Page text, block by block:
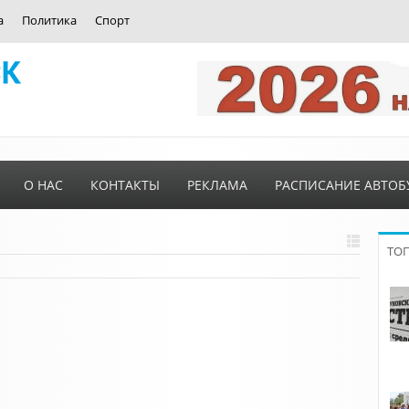
Политика Спорт
О НАС КОНТАКТЫ РЕКЛАМА РАСПИСАНИЕ